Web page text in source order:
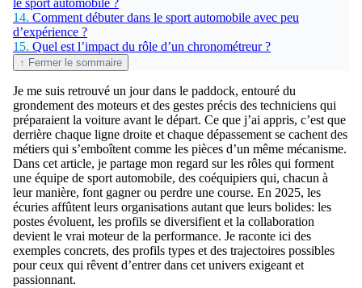
le sport automobile ?
14. Comment débuter dans le sport automobile avec peu
d’expérience ?
15. Quel est l’impact du rôle d’un chronométreur ?
↑ Fermer le sommaire
Je me suis retrouvé un jour dans le paddock, entouré du
grondement des moteurs et des gestes précis des techniciens qui
préparaient la voiture avant le départ. Ce que j’ai appris, c’est que
derrière chaque ligne droite et chaque dépassement se cachent des
métiers qui s’emboîtent comme les pièces d’un même mécanisme.
Dans cet article, je partage mon regard sur les rôles qui forment
une équipe de sport automobile, des coéquipiers qui, chacun à
leur manière, font gagner ou perdre une course. En 2025, les
écuries affûtent leurs organisations autant que leurs bolides: les
postes évoluent, les profils se diversifient et la collaboration
devient le vrai moteur de la performance. Je raconte ici des
exemples concrets, des profils types et des trajectoires possibles
pour ceux qui rêvent d’entrer dans cet univers exigeant et
passionnant.